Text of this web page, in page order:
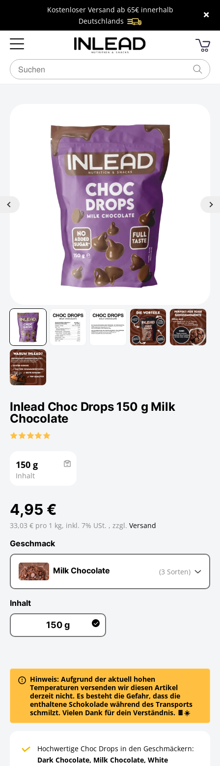
Kostenloser Versand ab 65€ innerhalb
Deutschlands
×
Inlead Choc Drops 150 g Milk
Chocolate
150 g
Inhalt
4,95 €
33,03 € pro 1 kg, inkl. 7% USt. , zzgl. Versand
Geschmack
(3 Sorten)
Geschmack
Milk Chocolate
Inhalt
150 g150 g
Hinweis: Aufgrund der aktuell hohen
Temperaturen versenden wir diesen Artikel
derzeit nicht. Es besteht die Gefahr, dass die
enthaltene Schokolade während des Transports
schmilzt. Vielen Dank für dein Verständnis. 🍫☀️
Hochwertige Choc Drops in den Geschmäckern:
Dark Chocolate, Milk Chocolate, White